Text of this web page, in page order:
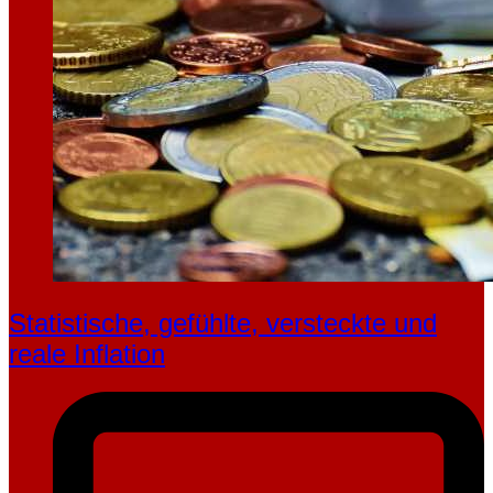
Statistische, gefühlte, ver­steckte und
reale Inflation